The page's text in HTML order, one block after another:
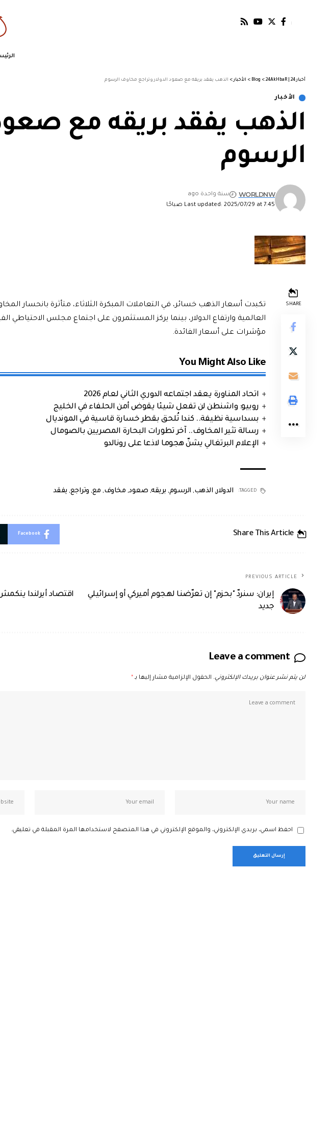
أخبار 24 | 24AkHbaR >
Blog
> الأخبار > الذهب يفقد بريقه مع صعود الدولار وتراجع مخاوف الرسوم
الأخبار
الذهب يفقد بريقه مع
الرسوم
Last updated: 2025/07/29 at 7:45 صباحًا
WORLDNW
سنة واحدة ago
SHARE
تكبدت أسعار الذهب خسائر، في التعاملات المبكرة الثلاثاء، متأثرة بانحسار
العالمية وارتفاع الدولار، بينما يركز المستثمرون على اجتماع مجلس الاحتياطي
مؤشرات على أسعار الفائدة.
You Might Also Like
اتحاد المناورة يعقد اجتماعه الدوري الثاني لعام 2026
روبيو: واشنطن لن تفعل شيئا يقوض أمن الحلفاء في الخليج
بسداسية نظيفة.. كندا تُلحق بقطر خسارة قاسية في المونديال
رسالة تثير المخاوف.. آخر تطورات البحارة المصريين بالصومال
الإعلام البرتغالي يشنّ هجوما لاذعا على رونالدو
TAGGED: الدولار, الذهب, الرسوم, بريقه, صعود, مخاوف, مع, وتراجع, يفقد
Share This Article
Facebook
PREVIOUS ARTICLE
إيران: سنردّ "بحزم" إن تعرّضنا لهجوم أميركي أو إسرائيلي
جديد
Leave a comment
لن يتم نشر عنوان بريدك الإلكتروني. الحقول الإلزامية مشار إليها بـ*
احفظ اسمي، بريدي الإلكتروني، والموقع الإلكتروني في هذا المتصفح لاستخدامها المرة المقبلة في تعليقي.